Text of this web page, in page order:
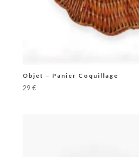
Objet – Panier Coquillage
29 €